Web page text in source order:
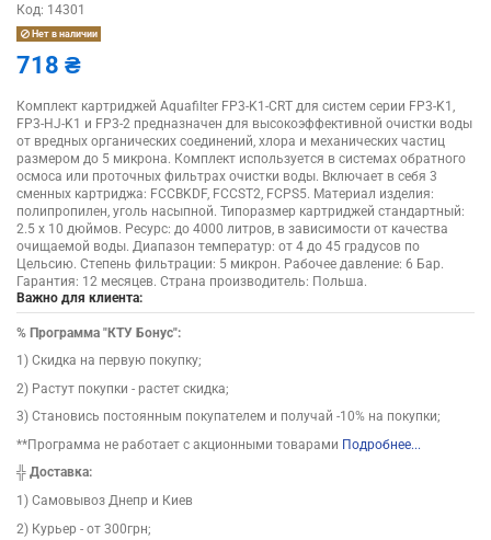
Код: 14301
Нет в наличии
718 ₴
Комплект картриджей Aquafilter FP3-K1-CRT для систем серии FP3-K1,
FP3-HJ-K1 и FP3-2 предназначен для высокоэффективной очистки воды
от вредных органических соединений, хлора и механических частиц
размером до 5 микрона. Комплект используется в системах обратного
осмоса или проточных фильтрах очистки воды. Включает в себя 3
сменных картриджа: FCCBKDF, FCCST2, FCPS5. Материал изделия:
полипропилен, уголь насыпной. Типоразмер картриджей стандартный:
2.5 х 10 дюймов. Ресурс: до 4000 литров, в зависимости от качества
очищаемой воды. Диапазон температур: от 4 до 45 градусов по
Цельсию. Степень фильтрации: 5 микрон. Рабочее давление: 6 Бар.
Гарантия: 12 месяцев. Страна производитель: Польша.
Важно для клиента:
% Программа "КТУ Бонус":
1) Скидка на первую покупку;
2) Растут покупки - растет скидка;
3) Становись постоянным покупателем и получай -10% на покупки;
**Программа не работает с акционными товарами Подробнее...
╬ Доставка:
1) Самовывоз Днепр и Киев
2) Курьер - от 300грн;